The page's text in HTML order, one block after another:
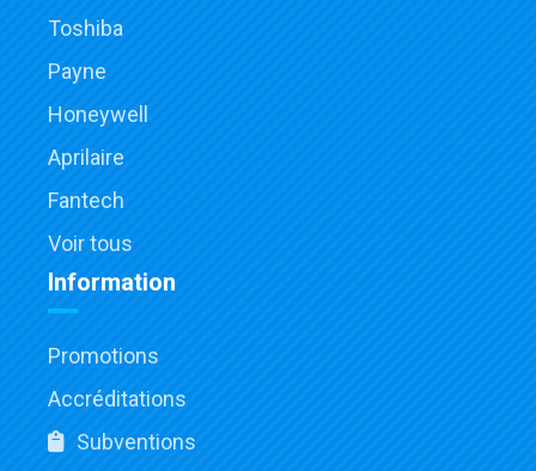
Toshiba
Payne
Honeywell
Aprilaire
Fantech
Voir tous
Information
Promotions
Accréditations
Subventions